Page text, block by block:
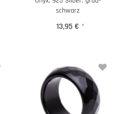
schwarz
13,95 € *